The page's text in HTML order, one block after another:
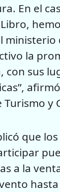
En el
ministerio
la
con sus
y
que
a la
hasta